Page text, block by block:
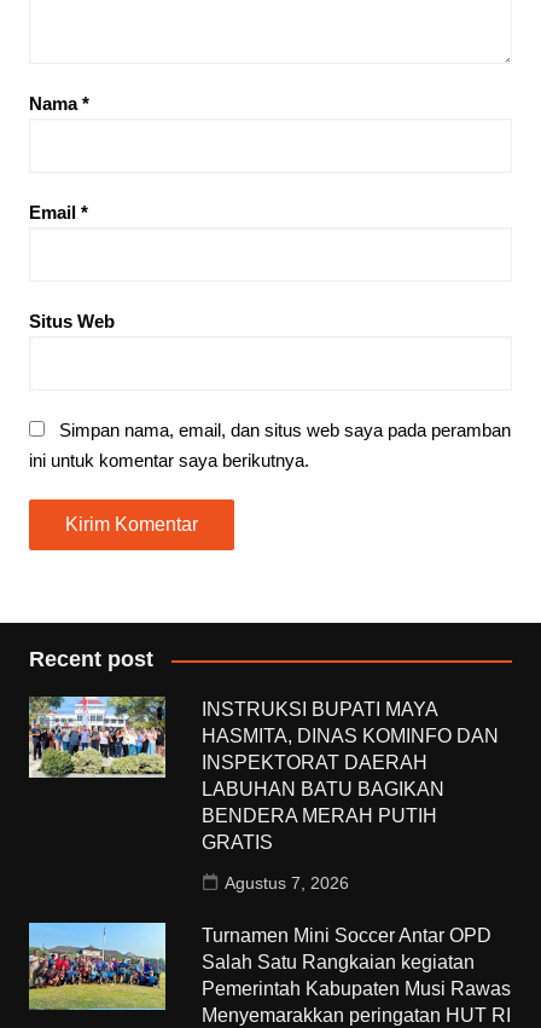
Nama*
Email *
Situs Web
Simpan nama, email, dan situs web saya pada peramban
ini untuk komentar saya berikutnya.
Recent post
INSTRUKSI BUPATI MAYA
HASMITA, DINAS KOMINFO DAN
INSPEKTORAT DAERAH
LABUHAN BATU BAGIKAN
BENDERA MERAH PUTIH
GRATIS
Agustus 7, 2026
Turnamen Mini Soccer Antar OPD
Salah Satu Rangkaian kegiatan
Pemerintah Kabupaten Musi Rawas
Menyemarakkan peringatan HUT RI